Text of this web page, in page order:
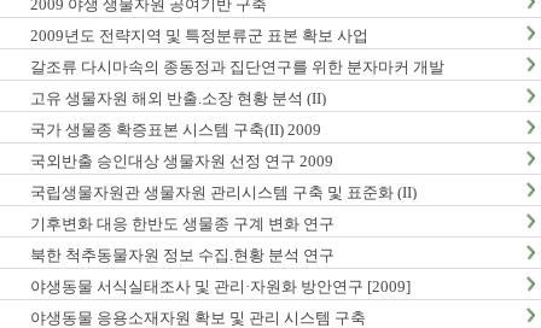
2009 야생 생물자원 공여기반 구축
2009년도 전략지역 및 특정분류군 표본 확보 사업
갈조류 다시마속의 종동정과 집단연구를 위한 분자마커 개발
고유 생물자원 해외 반출.소장 현황 분석 (II)
국가 생물종 확증표본 시스템 구축(II) 2009
국외반출 승인대상 생물자원 선정 연구 2009
국립생물자원관 생물자원 관리시스템 구축 및 표준화 (II)
기후변화 대응 한반도 생물종 구계 변화 연구
북한 척추동물자원 정보 수집.현황 분석 연구
야생동물 서식실태조사 및 관리·자원화 방안연구 [2009]
야생동물 응용소재자원 확보 및 관리 시스템 구축